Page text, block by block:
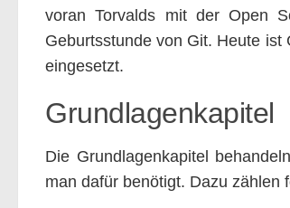
voran Torvalds mit der Open
Geburtsstunde von Git. Heute
eingesetzt.
Grundlagenkapitel
Die Grundlagenkapitel
man dafür benötigt. Dazu zählen